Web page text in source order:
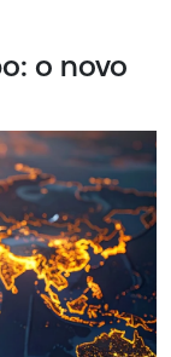
o novo